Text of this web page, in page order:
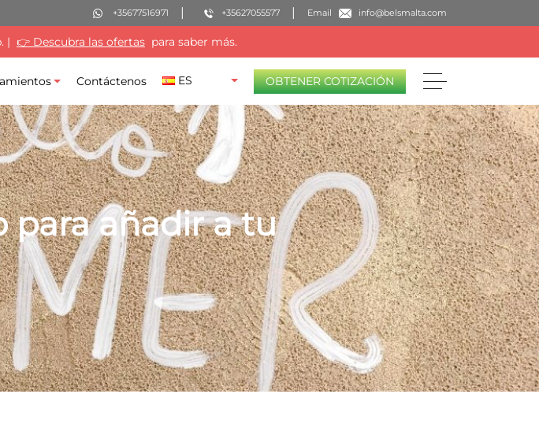
+35677516971 +35627055577 Email info@belsmalta.com
| 👉 Descubra las ofertas para saber más.
Contáctenos ES OBTENER COTIZACIÓN
para añadir a tu